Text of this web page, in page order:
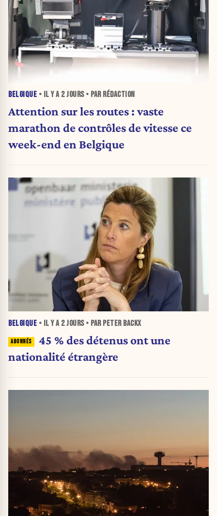
BELGIQUE • IL Y A 2 JOURS• PAR RÉDACTION
Attention sur les routes : vaste
marathon de contrôles de vitesse ce
week-end en Belgique
BELGIQUE • IL Y A 2 JOURS• PAR PETER BACKX
45 % des détenus ont une
nationalité étrangère